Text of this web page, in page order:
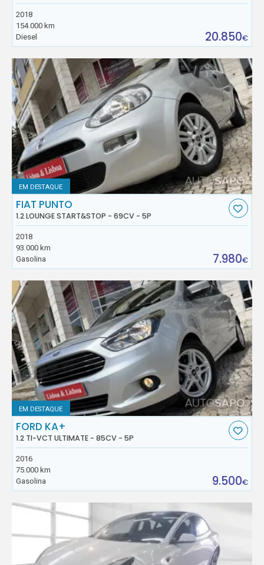
2018
154.000 km
Diesel
20.850€
EM DESTAQUE
FIAT PUNTO
1.2 LOUNGE START&STOP - 69CV - 5P
2018
93.000 km
Gasolina
7.980€
EM DESTAQUE
FORD KA+
1.2 TI-VCT ULTIMATE - 85CV - 5P
2016
75.000 km
Gasolina
9.500€